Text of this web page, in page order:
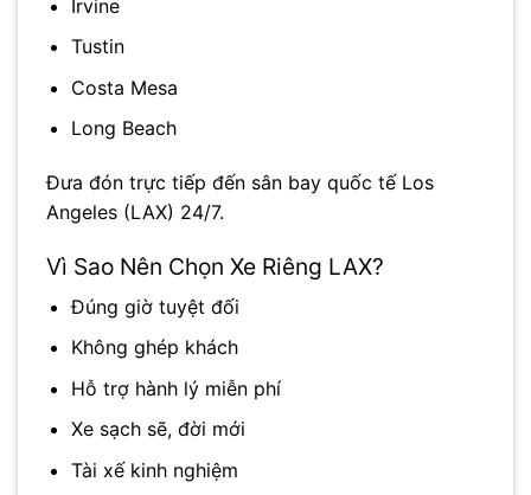
Irvine
Tustin
Costa Mesa
Long Beach
Đưa đón trực tiếp đến sân bay quốc tế Los
Angeles (LAX) 24/7.
Vì Sao Nên Chọn Xe Riêng LAX?
Đúng giờ tuyệt đối
Không ghép khách
Hỗ trợ hành lý miễn phí
Xe sạch sẽ, đời mới
Tài xế kinh nghiệm